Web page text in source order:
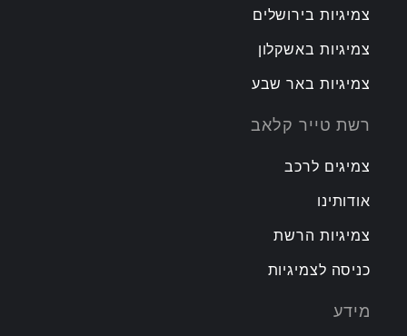
צמיגיות בירושלים
צמיגיות באשקלון
צמיגיות באר שבע
רשת טייר קלאב
צמיגים לרכב
אודותינו
צמיגיות הרשת
כניסה לצמיגיות
מידע